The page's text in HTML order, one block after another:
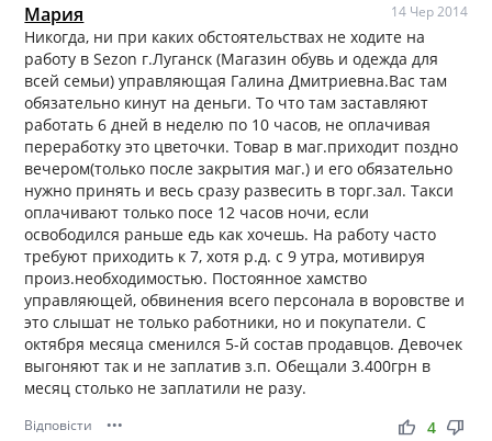
Мария 14 Чер 2014
Никогда, ни при каких обстоятельствах не ходите на
работу в Sezon г.Луганск (Магазин обувь и одежда для
всей семьи) управляющая Галина Дмитриевна.Вас там
обязательно кинут на деньги. То что там заставляют
работать 6 дней в неделю по 10 часов, не оплачивая
переработку это цветочки. Товар в маг.приходит поздно
вечером(только после закрытия маг.) и его обязательно
нужно принять и весь сразу развесить в торг.зал. Такси
оплачивают только посе 12 часов ночи, если
освободился раньше едь как хочешь. На работу часто
требуют приходить к 7, хотя р.д. с 9 утра, мотивируя
произ.необходимостью. Постоянное хамство
управляющей, обвинения всего персонала в воровстве и
это слышат не только работники, но и покупатели. С
октября месяца сменился 5-й состав продавцов. Девочек
выгоняют так и не заплатив з.п. Обещали 3.400грн в
месяц столько не заплатили не разу.
Відповісти ••• thumb_up thumb_down
4